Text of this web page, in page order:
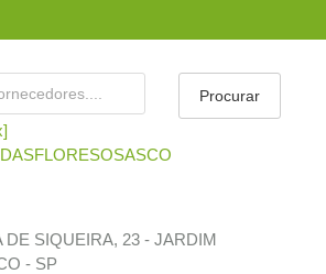
DE SIQUEIRA, 23 - JARDIM
- SP